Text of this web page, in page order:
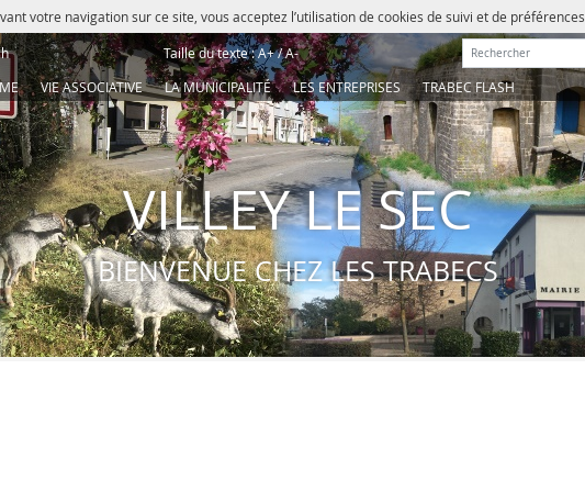
votre navigation sur ce site, vous acceptez l’utilisation de cookies de suivi et de préférences
Taille du texte :A+/A- Rechercher :
VIE ASSOCIATIVE LA MUNICIPALITÉ LES ENTREPRISES TRABEC FLASH
VILLEY LE SEC
BIENVENUE CHEZ LES TRABECS